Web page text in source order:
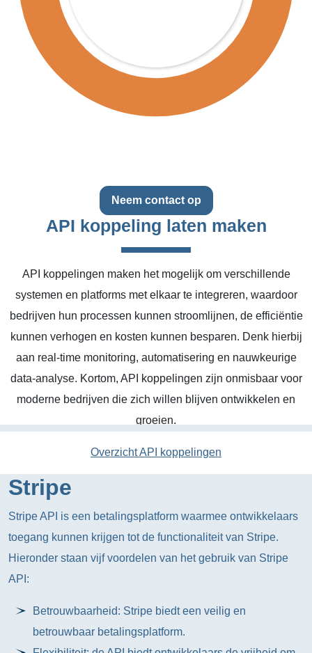
Neem contact op
API koppeling laten maken
API koppelingen maken het mogelijk om verschillende
systemen en platforms met elkaar te integreren, waardoor
bedrijven hun processen kunnen stroomlijnen, de efficiëntie
kunnen verhogen en kosten kunnen besparen. Denk hierbij
aan real-time monitoring, automatisering en nauwkeurige
data-analyse. Kortom, API koppelingen zijn onmisbaar voor
moderne bedrijven die zich willen blijven ontwikkelen en
groeien.
Overzicht API koppelingen
Stripe
Stripe API is een betalingsplatform waarmee ontwikkelaars
toegang kunnen krijgen tot de functionaliteit van Stripe.
Hieronder staan vijf voordelen van het gebruik van Stripe
API:
Betrouwbaarheid: Stripe biedt een veilig en
betrouwbaar betalingsplatform.